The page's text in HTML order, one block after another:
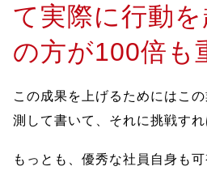
て実際に行動
の方が100倍も
この成果を上げるためにはこ
測して書いて、それに挑戦すれ
もっとも、優秀な社員自身も